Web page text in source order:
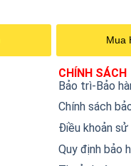
Mua
CHÍNH SÁCH
Bảo trì-Bảo
Chính sách
Điều khoản sử
Quy định bảo